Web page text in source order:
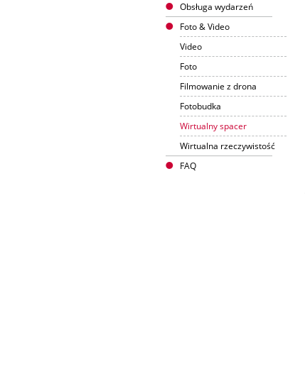
Obsługa wydarzeń
Foto & Video
Video
Foto
Filmowanie z drona
Fotobudka
Wirtualny spacer
Wirtualna rzeczywistość
FAQ